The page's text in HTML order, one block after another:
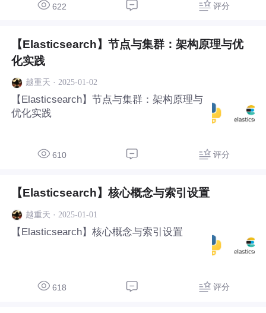
622 评分
【Elasticsearch】节点与集群：架构原理与优
化实践
越重天 · 2025-01-02
【Elasticsearch】节点与集群：架构原理与
优化实践
610 评分
【Elasticsearch】核心概念与索引设置
越重天 · 2025-01-01
【Elasticsearch】核心概念与索引设置
618 评分